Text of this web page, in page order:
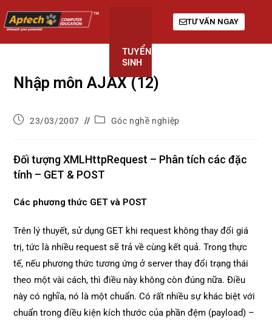
TUYỂN
SINH
TƯ VẤN NGAY
Nhập môn AJAX (12)
23/03/2007 Góc nghề nghiệp
Đối tượng XMLHttpRequest – Phân tích các đặc
tính – GET & POST
Các phương thức GET và POST
Trên lý thuyết, sử dụng GET khi request không thay đổi giá
trị, tức là nhiều request sẽ trả về cùng kết quả. Trong thực
tế, nếu phương thức tương ứng ở server thay đổi trạng thái
theo một vài cách, thì điều này không còn đúng nữa. Điều
này có nghĩa, nó là một chuẩn. Có rất nhiều sự khác biệt với
chuẩn trong điều kiện kích thước của phần đệm (payload) –